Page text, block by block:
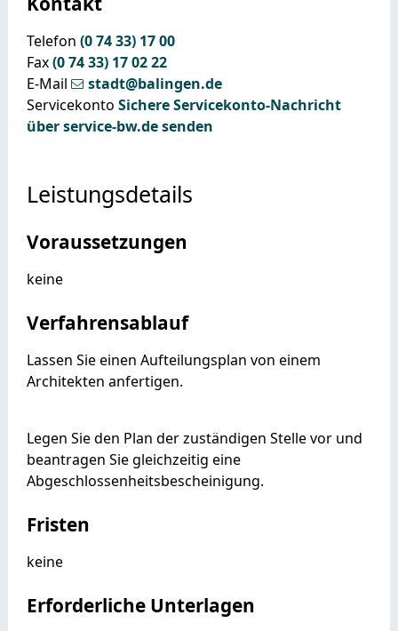
Telefon (07433) 1700
Fax(07433) 170222
E-Mail
stadt@balingen.de
Servicekonto Sichere Servicekonto-Nachricht
über service-bw.de senden
Leistungsdetails
Voraussetzungen
keine
Verfahrensablauf
Lassen Sie einen Aufteilungsplan von einem
Architekten anfertigen.
Legen Sie den Plan der zuständigen Stelle vor und
beantragen Sie gleichzeitig eine
Abgeschlossenheitsbescheinigung.
Fristen
keine
Erforderliche Unterlagen